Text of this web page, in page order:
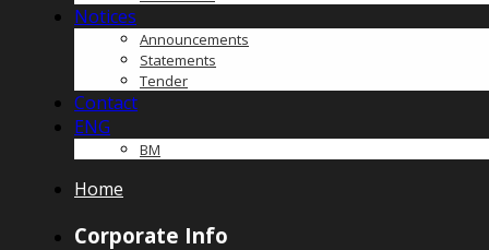
Notices
Announcements
Statements
Tender
Contact
ENG
BM
Home
Corporate Info